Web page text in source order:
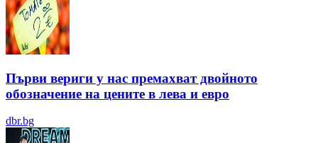
Първи вериги у нас премахват двойното
обозначение на цените в лева и евро
dbr.bg